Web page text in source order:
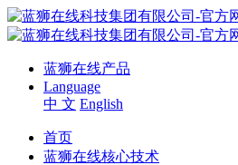
蓝狮在线产品
Language
中 文 English
首页
蓝狮在线核心技术